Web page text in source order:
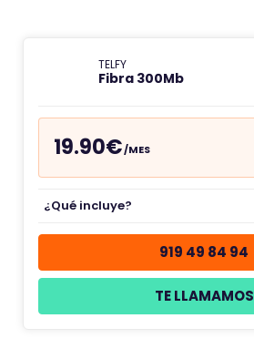
TELFY
Fibra 300Mb
19.90€/MES
¿Qué incluye?
919 49 84 94
TE LLAMAMOS